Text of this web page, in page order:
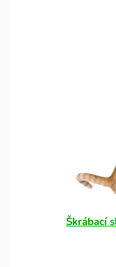
Škrábací